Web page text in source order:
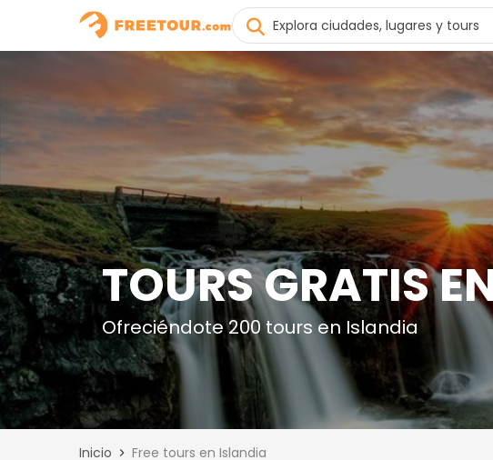
TOURS GRATIS
Ofreciéndote 200 tours en Islandia
Inicio Free tours en Islandia